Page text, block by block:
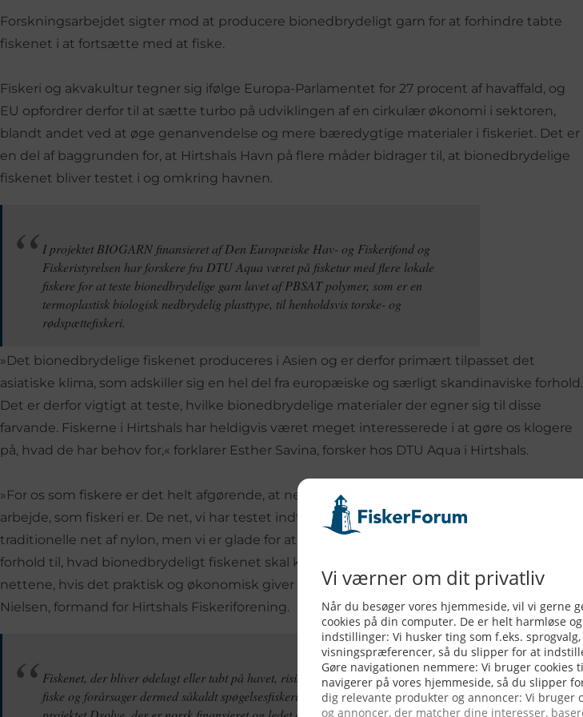
Forskningsarbejdet sigter mod at producere bionedbrydeligt garn for at forhindre tabte
fiskenet i at fortsætte med at fiske.
Fiskeri og akvakultur tegner sig ifølge Europa-Parlamentet for 27 procent af havaffald, og
EU opfordrer derfor til at sætte turbo på udviklingen af en cirkulær økonomi i sektoren,
blandt andet ved at øge genanvendelse og mere bæredygtige materialer i fiskeriet. Det er
en del af baggrunden for, at Hirtshals Havn på flere måder bidrager til, at bionedbrydelige
fiskenet bliver testet i og omkring havnen.
I projektet BIOGARN finansieret af Den Europæiske Hav- og Fiskerifond og
Fiskeristyrelsen har forskere fra DTU Aqua været på fisketur med flere lokale
fiskere for at teste bionedbrydelige garn lavet af PBSAT polymer, som er en
termoplastisk biologisk nedbrydelig plasttype, til henholdsvis torske- og
rødspættefiskeri.
»Det bionedbrydelige fiskenet produceres i Asien og er derfor primært tilpasset det
asiatiske klima, som adskiller sig en hel del fra europæiske og særligt skandinaviske forhold.
Det er derfor vigtigt at teste, hvilke bionedbrydelige materialer der egner sig til disse
farvande. Fiskerne i Hirtshals har heldigvis været meget interesserede i at gøre os klogere
på, hvad de har behov for,« forklarer Esther Savina, forsker hos DTU Aqua i Hirtshals.
»For os som fiskere er det helt afgørende, at nettene skal kunne holde til det lidt hårdføre
arbejde, som fiskeri er. De net, vi har testet indtil nu, er ikke lige så holdbare som
traditionelle net af nylon, men vi er glade for at kunne bidrage med vores viden og erfaring i
forhold til, hvad bionedbrydeligt fiskenet skal kunne. Vi kan kun løse problemet med
nettene, hvis det praktisk og økonomisk giver mening i hverdagen,« forklarer Niels Kristian
Nielsen, formand for Hirtshals Fiskeriforening.
Fiskenet, der bliver ødelagt eller tabt på havet, risikerer at blive ved med at
fiske og forårsager dermed såkaldt spøgelsesfiskeri. Det er årsagen til, at